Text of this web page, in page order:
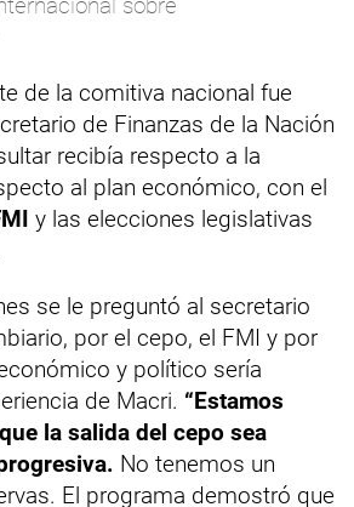
de la comitiva nacional fue
de Finanzas de la Nación
recibía respecto a la
al plan económico, con el
y las elecciones legislativas
se le preguntó al secretario
por el cepo, el FMI y por
y político sería
de Macri. “Estamos
la salida del cepo sea
No tenemos un
El programa demostró que